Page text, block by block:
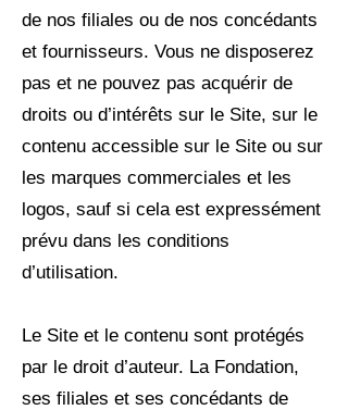
de nos filiales ou de nos concédants
et fournisseurs. Vous ne disposerez
pas et ne pouvez pas acquérir de
droits ou d’intérêts sur le Site, sur le
contenu accessible sur le Site ou sur
les marques commerciales et les
logos, sauf si cela est expressément
prévu dans les conditions
d’utilisation.
Le Site et le contenu sont protégés
par le droit d’auteur. La Fondation,
ses filiales et ses concédants de